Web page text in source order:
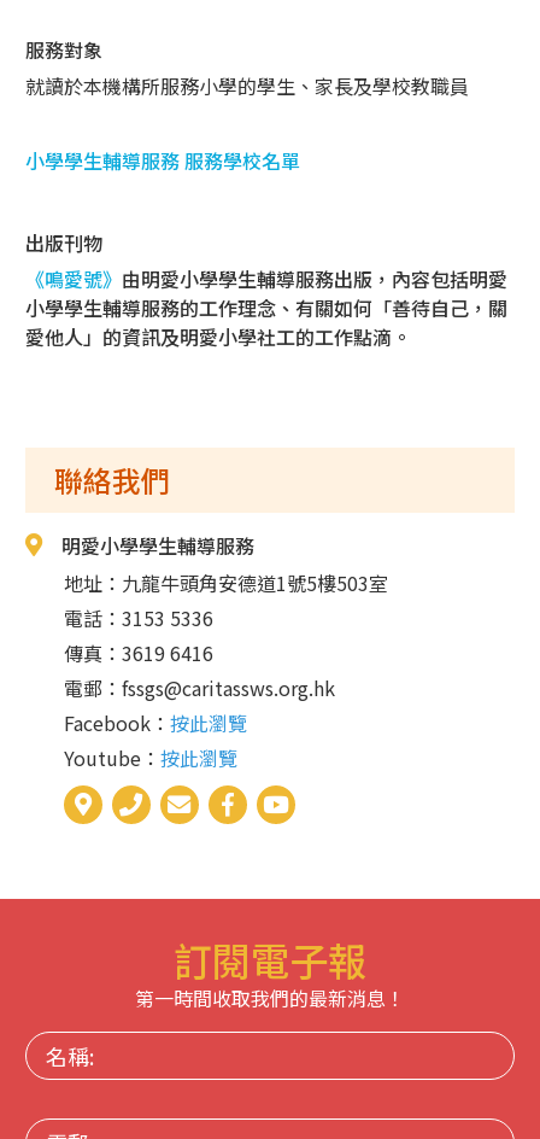
服務對象
就讀於本機構所服務小學的學生、家長及學校教職員
小學學生輔導服務 服務學校名單
出版刊物
《鳴愛號》 由明愛小學學生輔導服務出版，內容包括明愛
小學學生輔導服務的工作理念、有關如何「善待自己，關
愛他人」的資訊及明愛小學社工的工作點滴。
聯絡我們
明愛小學學生輔導服務
地址：九龍牛頭角安德道1號5樓503室
電話：3153 5336
傳真：3619 6416
電郵： fssgs@caritassws.org.hk
Facebook： 按此瀏覽
Youtube： 按此瀏覽
訂閱電子報
第一時間收取我們的最新消息！
名
稱:
電